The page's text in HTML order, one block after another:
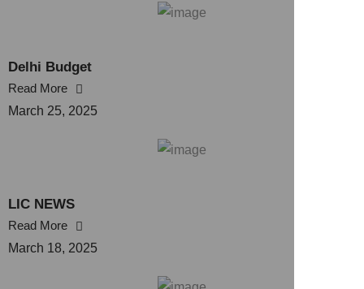
Delhi Budget
Read More
March 25, 2025
LIC NEWS
Read More
March 18, 2025